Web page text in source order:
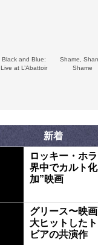
Black and Blue:
Live at L’Abattoir
Shame,
Shame
新着
ロッキー・ホ
界中でカルト
加”映画
グリース〜映
大ヒットした
ビアの共演作